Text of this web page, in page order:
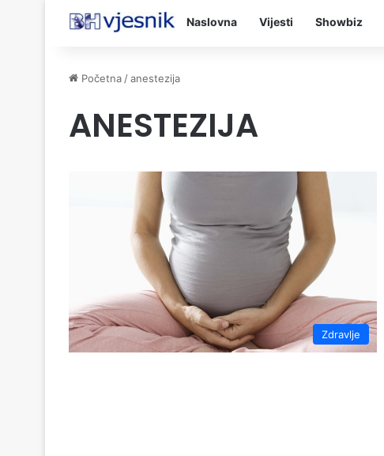
Naslovna Vijesti Showbiz
Početna /anestezija
ANESTEZIJA
Zdravlje